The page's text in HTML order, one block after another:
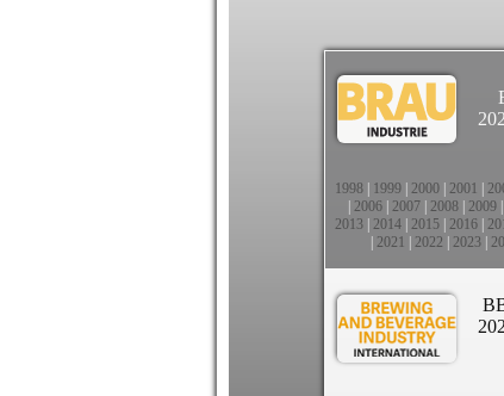
1998 1999 2000 2001
2006 2007 2008 2009
2013 2014 2015 2016
2021 2022 2023|